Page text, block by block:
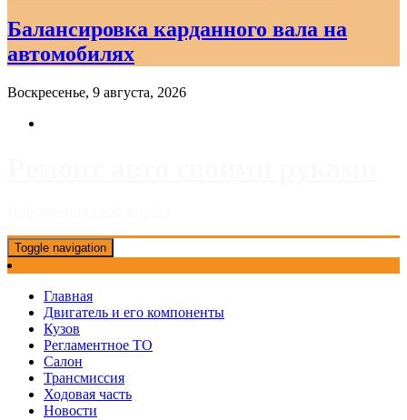
Балансировка карданного вала на
автомобилях
Воскресенье, 9 августа, 2026
Toggle navigation
Главная
Двигатель и его компоненты
Кузов
Регламентное ТО
Салон
Трансмиссия
Ходовая часть
Новости